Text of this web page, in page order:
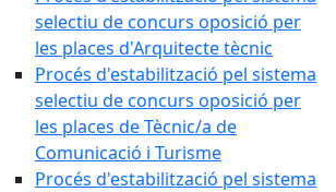
selectiu de concurs oposició per
les places d'Arquitecte tècnic
Procés d'estabilització pel sistema
selectiu de concurs oposició per
les places de Tècnic/a de
Comunicació i Turisme
Procés d'estabilització pel sistema